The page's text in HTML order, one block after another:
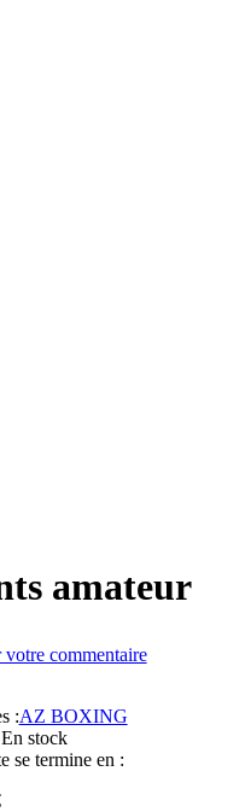
amateur
commentaire
:AZ BOXING
En stock
se termine en :